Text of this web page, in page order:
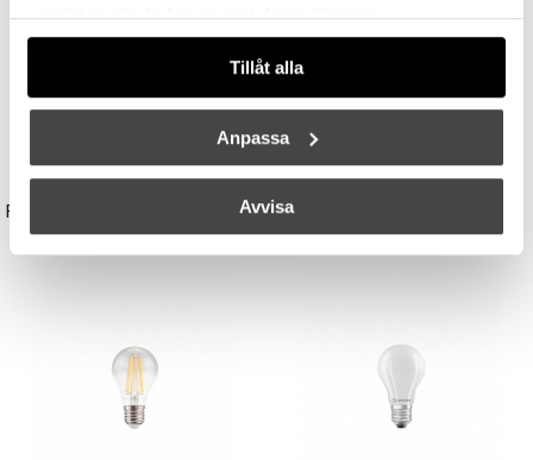
samlat in när du har använt deras tjänster.
Tillåt alla
Anpassa
Avvisa
UNISON
Reflektor MR11 28W (=35W) GU10
149 kr
STUDIO EERO AARNIO
3395 kr 3056 kr